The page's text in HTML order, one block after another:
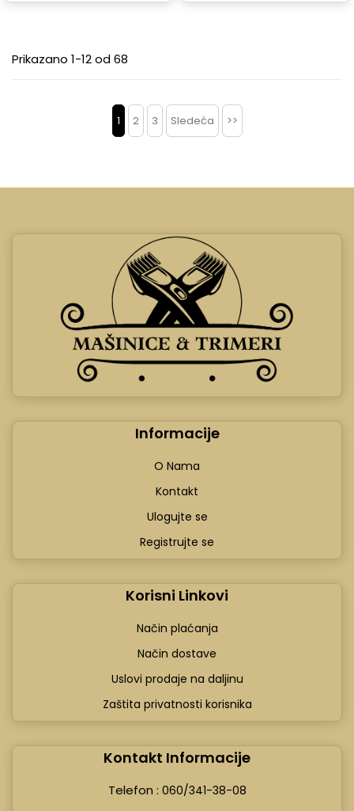
Prikazano 1-12 od 68
1 2 3 Sledeća >>
Informacije
O Nama
Kontakt
Ulogujte se
Registrujte se
Korisni Linkovi
Način plaćanja
Način dostave
Uslovi prodaje na daljinu
Zaštita privatnosti korisnika
Kontakt Informacije
Telefon : 060/341-38-08